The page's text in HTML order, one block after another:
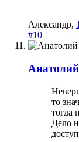
Александр,
#10
Анатолий
то
тогда
Дело